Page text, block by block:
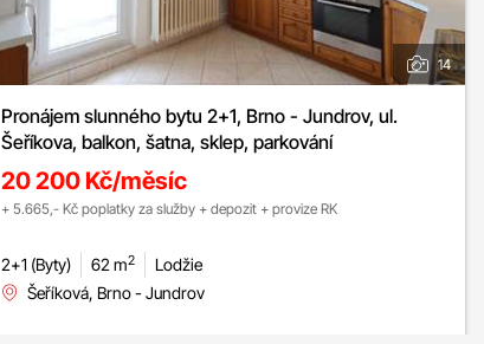
14
Pronájem slunného bytu 2+1, Brno - Jundrov, ul.
Šeříkova, balkon, šatna, sklep, parkování
20 200 Kč/měsíc
+ 5.665,- Kč poplatky za služby + depozit + provize RK
2+1 (Byty) 62 m2
Lodžie
Šeříková, Brno - Jundrov